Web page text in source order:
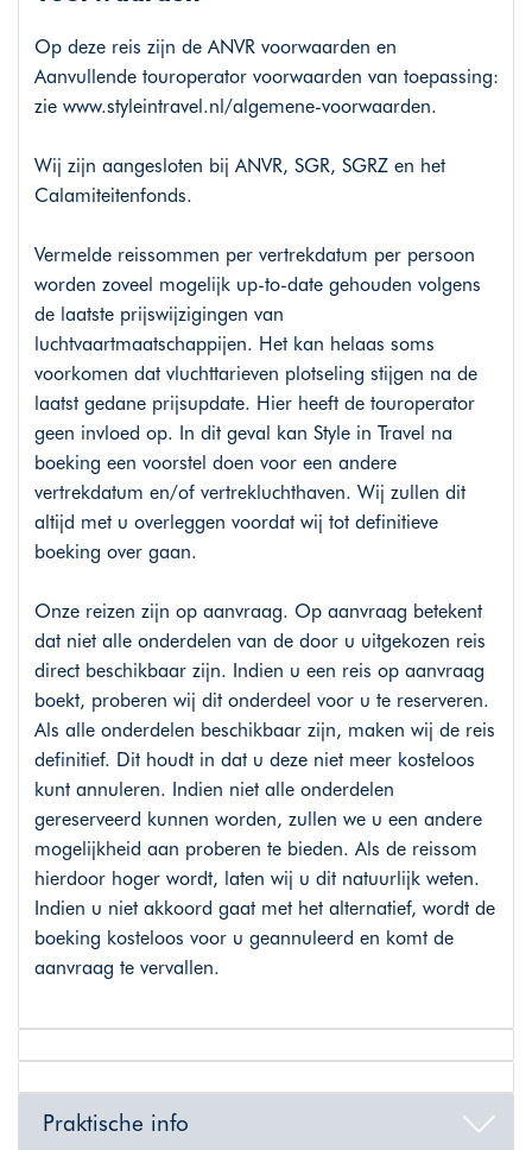
Op deze reis zijn de ANVR voorwaarden en
Aanvullende touroperator voorwaarden van toepassing:
zie www.styleintravel.nl/algemene-voorwaarden.
Wij zijn aangesloten bij ANVR, SGR, SGRZ en het
Calamiteitenfonds.
Vermelde reissommen per vertrekdatum per persoon
worden zoveel mogelijk up-to-date gehouden volgens
de laatste prijswijzigingen van
luchtvaartmaatschappijen. Het kan helaas soms
voorkomen dat vluchttarieven plotseling stijgen na de
laatst gedane prijsupdate. Hier heeft de touroperator
geen invloed op. In dit geval kan Style in Travel na
boeking een voorstel doen voor een andere
vertrekdatum en/of vertrekluchthaven. Wij zullen dit
altijd met u overleggen voordat wij tot definitieve
boeking over gaan.
Onze reizen zijn op aanvraag. Op aanvraag betekent
dat niet alle onderdelen van de door u uitgekozen reis
direct beschikbaar zijn. Indien u een reis op aanvraag
boekt, proberen wij dit onderdeel voor u te reserveren.
Als alle onderdelen beschikbaar zijn, maken wij de reis
definitief. Dit houdt in dat u deze niet meer kosteloos
kunt annuleren. Indien niet alle onderdelen
gereserveerd kunnen worden, zullen we u een andere
mogelijkheid aan proberen te bieden. Als de reissom
hierdoor hoger wordt, laten wij u dit natuurlijk weten.
Indien u niet akkoord gaat met het alternatief, wordt de
boeking kosteloos voor u geannuleerd en komt de
aanvraag te vervallen.
Praktische info